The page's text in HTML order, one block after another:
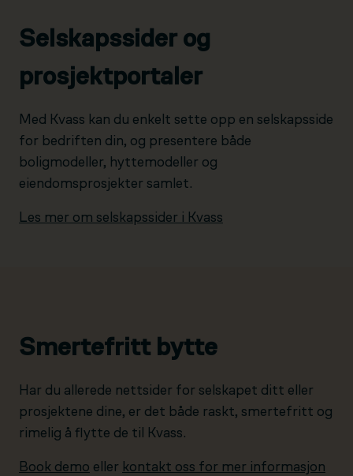
Selskapssider og
prosjektportaler
Med Kvass kan du enkelt sette opp en selskapsside
for bedriften din, og presentere både
boligmodeller, hyttemodeller og
eiendomsprosjekter samlet.
Les mer om selskapssider i Kvass
Smertefritt bytte
Har du allerede nettsider for selskapet ditt eller
prosjektene dine, er det både raskt, smertefritt og
rimelig å flytte de til Kvass.
Book demo eller kontakt oss for mer informasjon